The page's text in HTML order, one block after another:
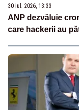
30 iul. 2026, 13:33
ANP dezvăluie
care hackerii au